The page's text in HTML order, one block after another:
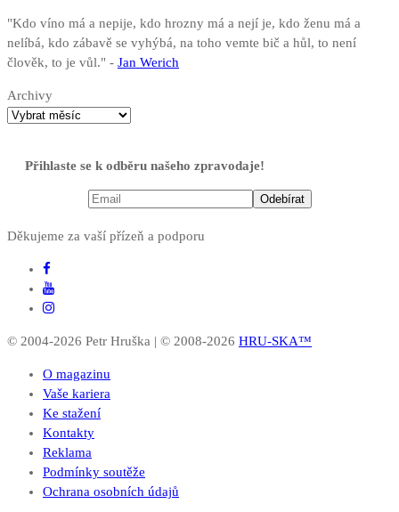
"Kdo víno má a nepije, kdo hrozny má a nejí je, kdo ženu má a
nelíbá, kdo zábavě se vyhýbá, na toho vemte bič a hůl, to není
člověk, to je vůl." - Jan Werich
Archivy
Přihlaste se k odběru našeho zpravodaje!
Děkujeme za vaší přízeň a podporu
© 2004-2026 Petr Hruška | © 2008-2026 HRU-SKA™
O magazinu
Vaše kariera
Ke stažení
Kontakty
Reklama
Podmínky soutěže
Ochrana osobních údajů